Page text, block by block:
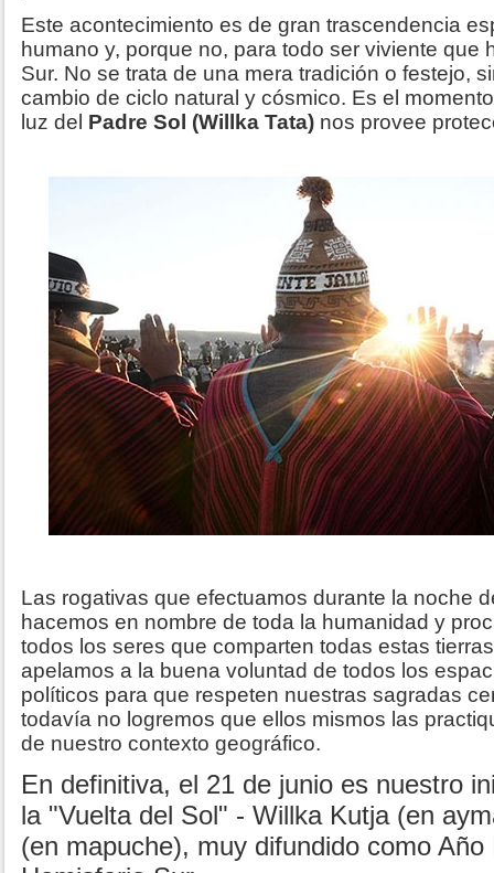
Este acontecimiento es de gran trascendencia
humano y, porque no, para todo ser viviente que
Sur. No se trata de una mera tradición o festejo,
cambio de ciclo natural y cósmico. Es el
luz del Padre Sol (Willka Tata) nos provee
Las rogativas que efectuamos durante la noche
hacemos en nombre de toda la humanidad y
todos los seres que comparten todas estas
apelamos a la buena voluntad de todos los
políticos para que respeten nuestras sagradas
todavía no logremos que ellos mismos las
de nuestro contexto geográfico.
En definitiva, el 21 de junio es nuestro
la "Vuelta del Sol" - Willka Kutja (en
(en mapuche), muy difundido como Año